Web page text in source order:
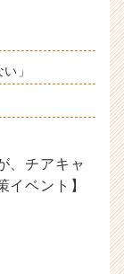
」
、チアキャ
イベント】